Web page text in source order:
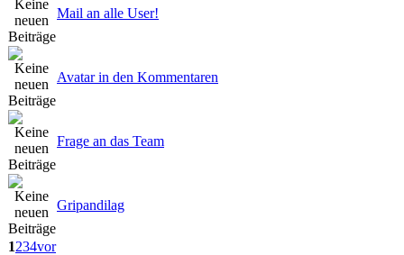
Mail an alle User!
Avatar in den Kommentaren
Frage an das Team
Gripandilag
1234vor